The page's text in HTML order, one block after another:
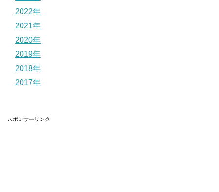
2022年
2021年
2020年
2019年
2018年
2017年
スポンサーリンク